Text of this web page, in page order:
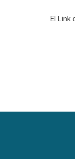
El Link